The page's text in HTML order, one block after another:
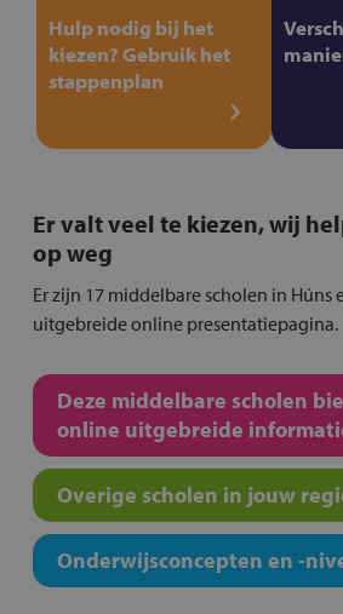
Hulp nodig bij het
kiezen? Gebruik het
stappenplan
Er valt veel te kiezen, wij
op weg
Er zijn 17 middelbare scholen in Húns
uitgebreide online presentatiepagina.
Deze middelbare scholen
online uitgebreide
Overige scholen in jouw
Onderwijsconcepten en -